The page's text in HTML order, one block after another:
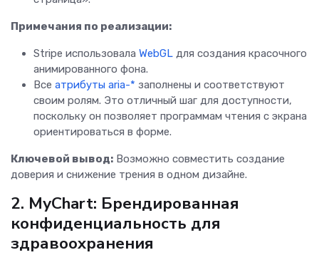
Примечания по реализации:
Stripe использовала WebGL для создания красочного
анимированного фона.
Все атрибуты aria-* заполнены и соответствуют
своим ролям. Это отличный шаг для доступности,
поскольку он позволяет программам чтения с экрана
ориентироваться в форме.
Ключевой вывод: Возможно совместить создание
доверия и снижение трения в одном дизайне.
2. MyChart: Брендированная
конфиденциальность для
здравоохранения